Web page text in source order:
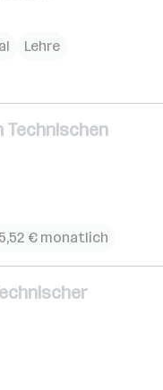
Lehre
Technischen
€ monatlich